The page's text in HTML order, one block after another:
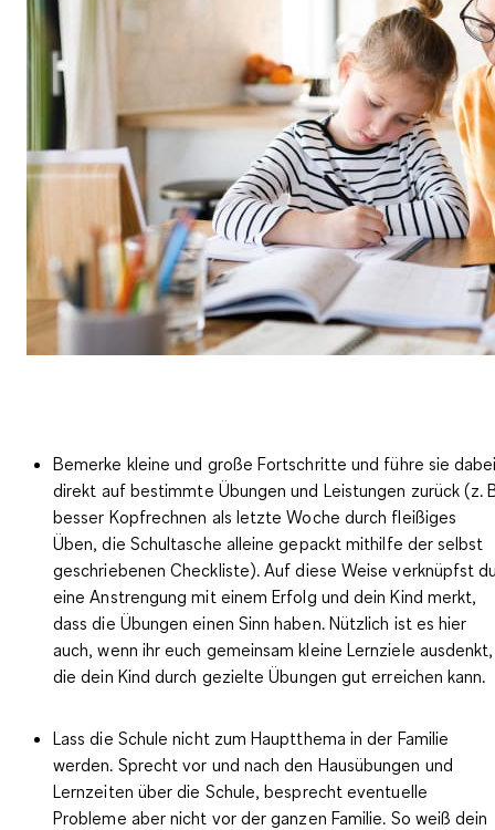
Bemerke kleine und große Fortschritteund führe sie
direkt auf bestimmte Übungen und Leistungen zurück (z.
besser Kopfrechnen als letzte Woche durch fleißiges
Üben, die Schultasche alleine gepackt mithilfe der selbst
geschriebenen Checkliste). Auf diese Weise verknüpfst
eine Anstrengung mit einem Erfolg und dein Kind merkt,
dass die Übungen einen Sinn haben. Nützlich ist es hier
auch, wenn ihr euch gemeinsam kleine Lernziele ausdenkt,
die dein Kind durch gezielte Übungen gut erreichen kann.
Lass die Schule nicht zum Hauptthema in der Familie
werden. Sprecht vor und nach den Hausübungen und
Lernzeiten über die Schule, besprecht eventuelle
Probleme aber nicht vor der ganzen Familie. So weiß dein